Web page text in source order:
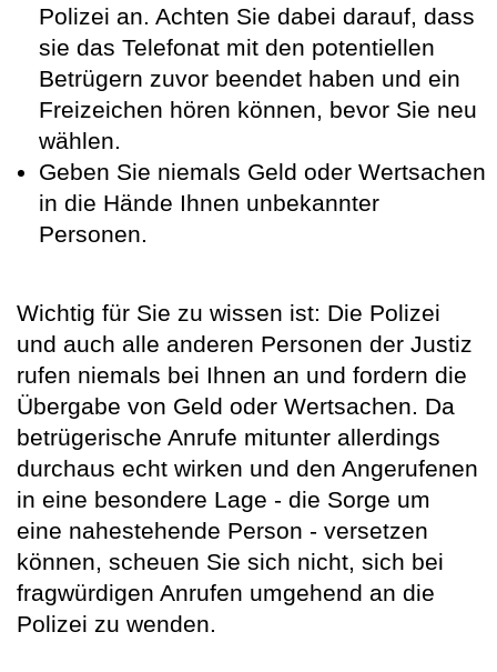
Polizei an. Achten Sie dabei darauf, dass
sie das Telefonat mit den potentiellen
Betrügern zuvor beendet haben und ein
Freizeichen hören können, bevor Sie neu
wählen.
Geben Sie niemals Geld oder Wertsachen
in die Hände Ihnen unbekannter
Personen.
Wichtig für Sie zu wissen ist: Die Polizei
und auch alle anderen Personen der Justiz
rufen niemals bei Ihnen an und fordern die
Übergabe von Geld oder Wertsachen. Da
betrügerische Anrufe mitunter allerdings
durchaus echt wirken und den Angerufenen
in eine besondere Lage - die Sorge um
eine nahestehende Person - versetzen
können, scheuen Sie sich nicht, sich bei
fragwürdigen Anrufen umgehend an die
Polizei zu wenden.